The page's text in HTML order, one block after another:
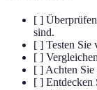
[ ]
sind.
[ ] Testen Sie
[ ]
[ ] Achten Sie
[ ] Entdecken